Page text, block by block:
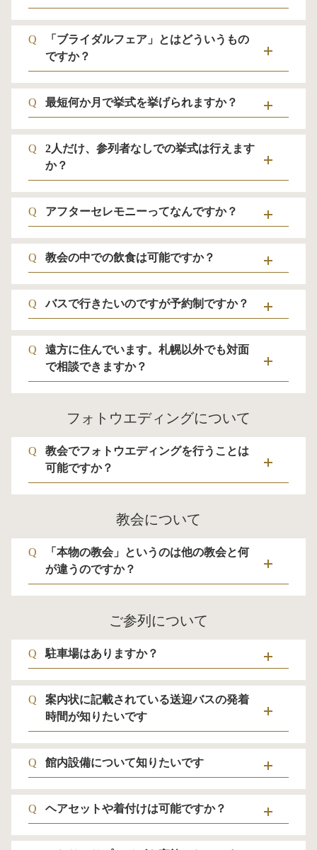
Q
「ブライダルフェア」とはどういうもの
ですか？
Q 最短何か月で挙式を挙げられますか？
Q
2人だけ、参列者なしでの挙式は行えます
か？
Q アフターセレモニーってなんですか？
Q 教会の中での飲食は可能ですか？
Q バスで行きたいのですが予約制ですか？
Q
遠方に住んでいます。札幌以外でも対面
で相談できますか？
フォトウエディングについて
Q
教会でフォトウエディングを行うことは
可能ですか？
教会について
Q
「本物の教会」というのは他の教会と何
が違うのですか？
ご参列について
Q 駐車場はありますか？
Q
案内状に記載されている送迎バスの発着
時間が知りたいです
Q 館内設備について知りたいです
Q ヘアセットや着付けは可能ですか？